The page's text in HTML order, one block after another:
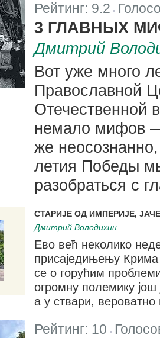
Рейтинг: 9.2
3 ГЛАВНЫХ
Дмитрий
Вот уже много
Православной
Отечественной
немало мифов —
же
летия Победы
разобраться с
СТАРИЈЕ ОД ИМПЕРИЈЕ,
Дмитрий Володихин
Ево већ неколико
присаједињењу
се о горућим
огромну полемику још
а у ствари, вероватно
Рейтинг: 10